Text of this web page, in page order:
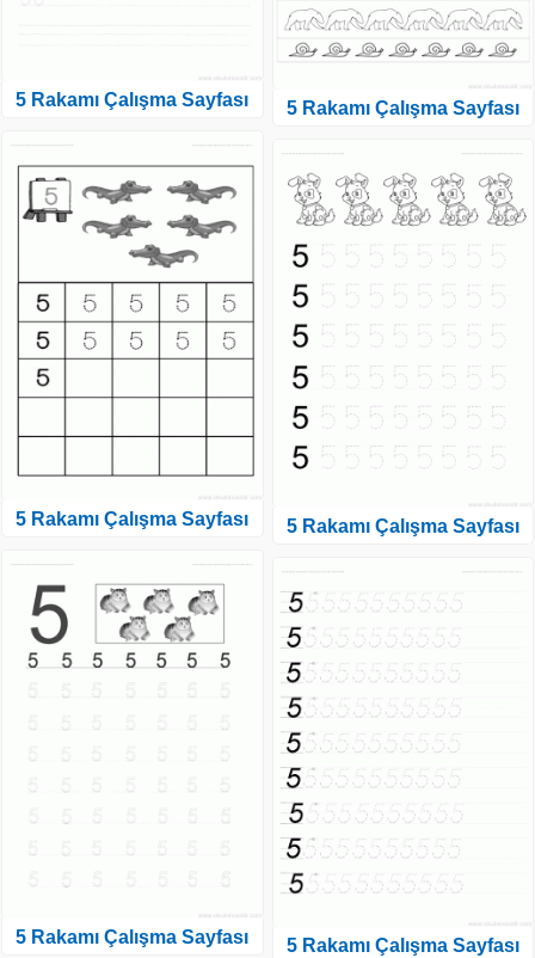
5 Rakamı Çalışma Sayfası
5 Rakamı Çalışma Sayfası
5 Rakamı Çalışma Sayfası
5 Rakamı Çalışma Sayfası
5 Rakamı Çalışma Sayfası
5 Rakamı Çalışma Sayfası